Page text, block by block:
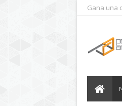
Gana una